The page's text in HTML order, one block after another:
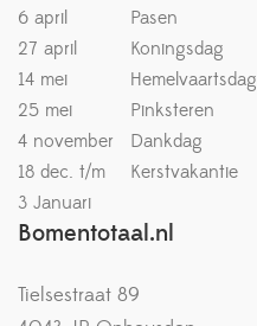
6 april
Pasen
27 april
Koningsdag
14 mei
Hemelvaartsdag
25 mei
Pinksteren
4 november
Dankdag
18 dec. t/m
Kerstvakantie
3 Januari
Bomentotaal.nl
Tielsestraat 89